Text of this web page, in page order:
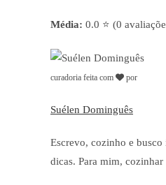
Média: 0.0 ⭐ (0
curadoria feita com por
Suélen Dominguês
Escrevo, cozinho e
dicas. Para mim,